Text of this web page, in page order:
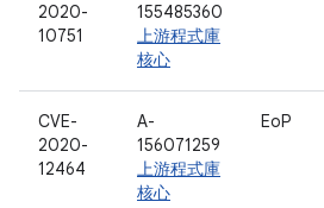
2020-
10751
155485360
上游程式庫
核心
CVE-
2020-
12464
A-
156071259
上游程式庫
核心
EoP